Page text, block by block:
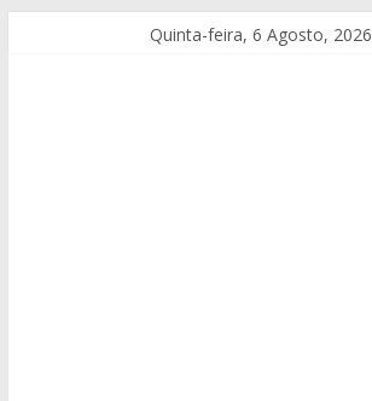
Quinta-feira, 6 Agosto, 2026